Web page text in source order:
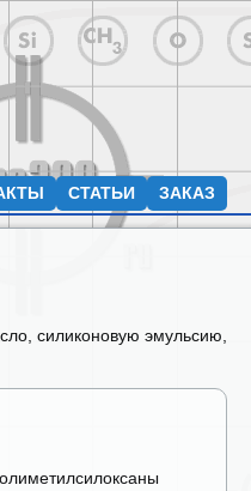
СТАТЬИ ЗАКАЗ
силиконовую эмульсию,